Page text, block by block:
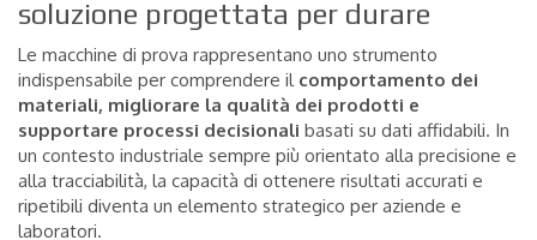
soluzione progettata per durare
Le macchine di prova rappresentano uno strumento
indispensabile per comprendere il comportamento dei
materiali, migliorare la qualità dei prodotti e
supportare processi decisionali basati su dati affidabili. In
un contesto industriale sempre più orientato alla precisione e
alla tracciabilità, la capacità di ottenere risultati accurati e
ripetibili diventa un elemento strategico per aziende e
laboratori.